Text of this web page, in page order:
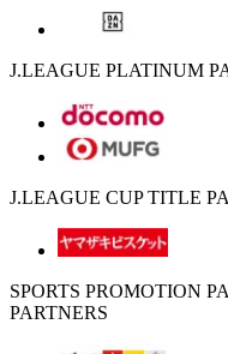
J.LEAGUE PLATINUM
J.LEAGUE CUP TITLE
SPORTS PROMOTION
PARTNERS